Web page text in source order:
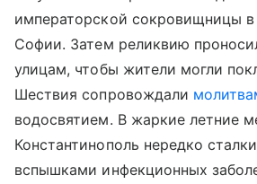
императорской сокровищницы
Софии. Затем реликвию
улицам, чтобы жители могли
Шествия сопровождали
водосвятием. В жаркие летние
Константинополь нередко
вспышками инфекционных